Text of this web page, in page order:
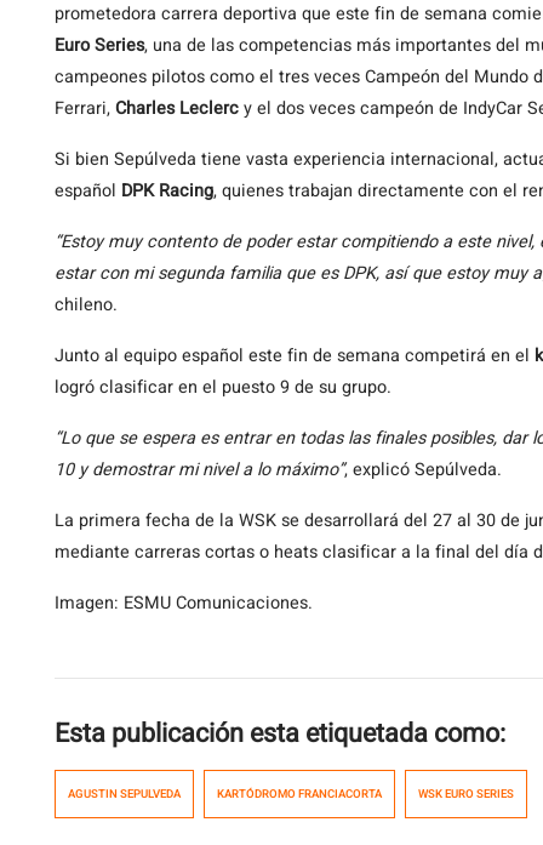
prometedora carrera deportiva que este fin de semana
Euro Series, una de las competencias más importantes del
campeones pilotos como el tres veces Campeón del Mundo
Ferrari,Charles Leclercy el dos veces campeón de IndyCar
Si bien Sepúlveda tiene vasta experiencia internacional,
español DPK Racing, quienes trabajan directamente con el
“Estoy muy contento de poder estar compitiendo a este
estar con mi segunda familia que es DPK, así que estoy muy
chileno.
Junto al equipo español este fin de semana competirá en el
logró clasificar en el puesto 9 de su grupo.
“Lo que se espera es entrar en todas las finales posibles,
10 y demostrar mi nivel a lo máximo”, explicó Sepúlveda.
La primera fecha de la WSK se desarrollará del 27 al 30 de
mediante carreras cortas o heats clasificar a la final del día
Imagen: ESMU Comunicaciones.
Esta publicación esta etiquetada como:
AGUSTIN SEPULVEDA KARTÓDROMO FRANCIACORTA WSK EURO SERIES